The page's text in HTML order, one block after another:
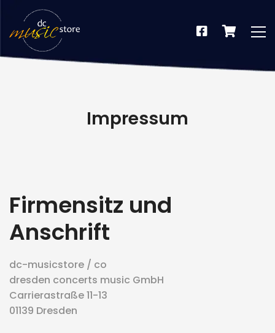
Impressum
Firmensitz und
Anschrift
dc-musicstore / co
dresden concerts music GmbH
Carrierastraße 11-13
01139 Dresden